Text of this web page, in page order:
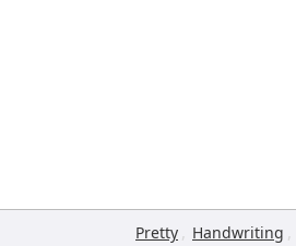
Pretty , Handwriting ,